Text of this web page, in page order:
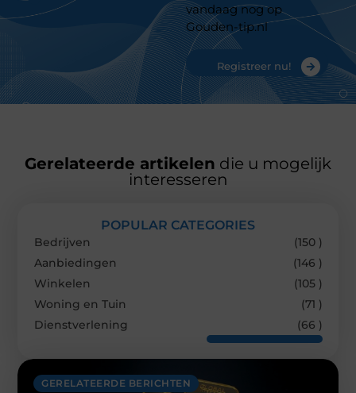
vandaag nog op
Gouden-tip.nl
Registreer nu!
Gerelateerde artikelen die u mogelijk
interesseren
GERELATEERDE BERICHTEN
POPULAR CATEGORIES
Bedrijven
(150 )
Aanbiedingen
(146 )
Winkelen
(105 )
Woning en Tuin
(71 )
Dienstverlening
(66 )